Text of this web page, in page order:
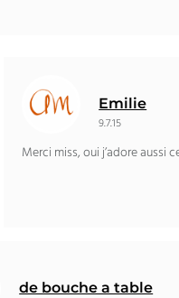
Emilie
9.7.15
Merci miss, oui j’adore aussi
de bouche a table